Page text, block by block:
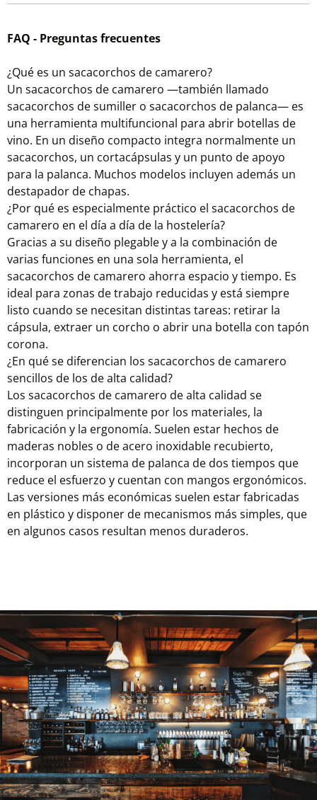
FAQ - Preguntas frecuentes
¿Qué es un sacacorchos de camarero?
Un sacacorchos de camarero —también llamado
sacacorchos de sumiller o sacacorchos de palanca— es
una herramienta multifuncional para abrir botellas de
vino. En un diseño compacto integra normalmente un
sacacorchos, un cortacápsulas y un punto de apoyo
para la palanca. Muchos modelos incluyen además un
destapador de chapas.
¿Por qué es especialmente práctico el sacacorchos de
camarero en el día a día de la hostelería?
Gracias a su diseño plegable y a la combinación de
varias funciones en una sola herramienta, el
sacacorchos de camarero ahorra espacio y tiempo. Es
ideal para zonas de trabajo reducidas y está siempre
listo cuando se necesitan distintas tareas: retirar la
cápsula, extraer un corcho o abrir una botella con tapón
corona.
¿En qué se diferencian los sacacorchos de camarero
sencillos de los de alta calidad?
Los sacacorchos de camarero de alta calidad se
distinguen principalmente por los materiales, la
fabricación y la ergonomía. Suelen estar hechos de
maderas nobles o de acero inoxidable recubierto,
incorporan un sistema de palanca de dos tiempos que
reduce el esfuerzo y cuentan con mangos ergonómicos.
Las versiones más económicas suelen estar fabricadas
en plástico y disponer de mecanismos más simples, que
en algunos casos resultan menos duraderos.